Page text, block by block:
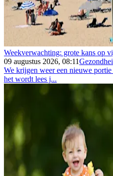
Weekverwachting: grote kans op
09 augustus 2026, 08:11
We krijgen weer een nieuwe
het wordt lees j...